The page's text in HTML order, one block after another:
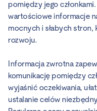
pomiędzy jego
wartościowe informacje
mocnych i słabych stron,
rozwoju.
Informacja zwrotna
komunikację pomiędzy
wyjaśnić oczekiwania,
ustalanie celów